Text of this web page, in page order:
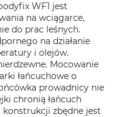
WF1 jest
na wciągarce,
do prac leśnych.
na działanie
i olejów.
Mocowanie
łańcuchowe o
prowadnicy nie
chronią łańcuch
zbędne jest